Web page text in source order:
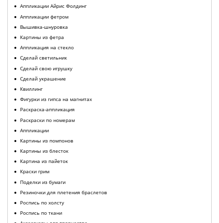
Аппликации Айрис Фолдинг
Аппликации фетром
Вышивка-шнуровка
Картины из фетра
Аппликация на стекло
Сделай светильник
Сделай свою игрушку
Сделай украшение
Квиллинг
Фигурки из гипса на магнитах
Раскраска-аппликация
Раскраски по номерам
Аппликации
Картины из помпонов
Картины из блесток
Картина из пайеток
Краски грим
Поделки из бумаги
Резиночки для плетения браслетов
Роспись по холсту
Роспись по ткани